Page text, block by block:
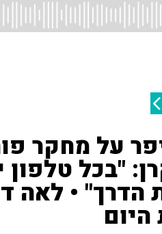
על מחקר
"בכל טלפון
הדרך" • לאה
היום